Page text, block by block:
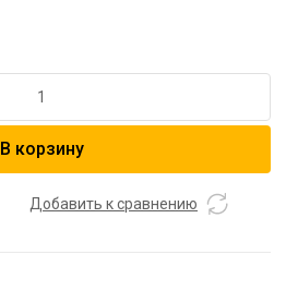
В корзину
Добавить к сравнению